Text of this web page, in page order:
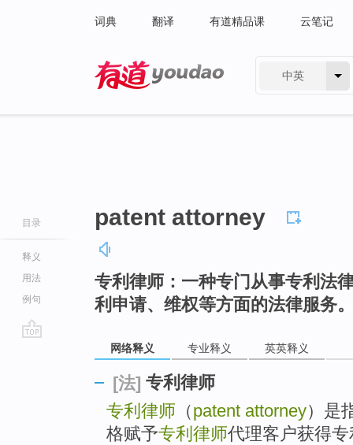
词典 翻译 有道精品课 云笔记
中英
目录
释义
用法
例句
patent attorney
专利律师：一种专门从事专利法
利申请、维权等方面的法律服务
网络释义 专业释义 英英释义
[法] 专利律师
专利律师 （patent attorney）是
格赋予专利律师代理客户获得